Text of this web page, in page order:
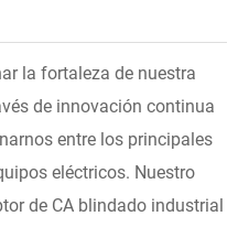
la fortaleza de nuestra
de innovación continua
entre los principales
eléctricos. Nuestro
de CA blindado industrial